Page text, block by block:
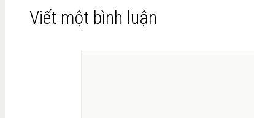
Viết một bình luận